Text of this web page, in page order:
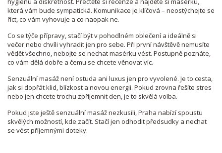
která vám bude sympatická. Komunikace je klíčová – neostýchejte se
říct, co vám vyhovuje a co naopak ne.
Co se týče přípravy, stačí být v pohodlném oblečení a ideálně si
večer nebo chvíli vyhradit jen pro sebe. Při první návštěvě nemusíte
vědět všechno, nebojte se nechat masérku vést. Postupně poznáte,
co vám dělá dobře a čemu se chcete věnovat víc.
Senzuální masáž není ostuda ani luxus jen pro vyvolené. Je to cesta,
jak si dopřát klid, blízkost a novou energii. Pokud zrovna řešíte stres
nebo jen chcete trochu zpříjemnit den, je to skvělá volba.
Pokud jste ještě senzuální masáž nezkusili, Praha nabízí spoustu
skvělých možností, kde začít. Stačí jen odhodit předsudky a nechat
se vést příjemnými doteky.